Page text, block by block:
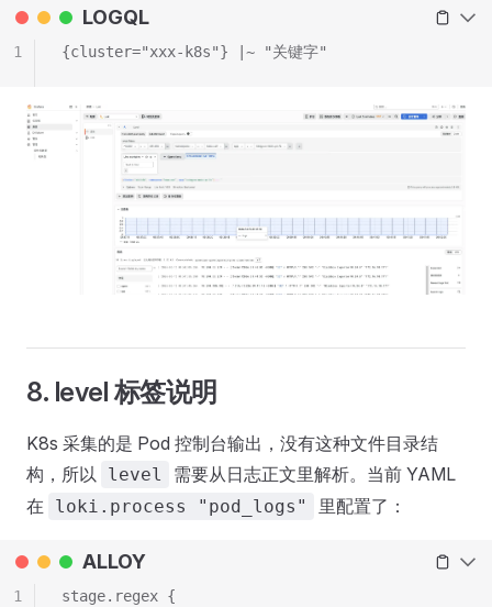
LOGQL
{cluster="xxx-k8s"} |~ "关键字"
1
8. level 标签说明
K8s 采集的是 Pod 控制台输出，没有这种文件目录结
构，所以
level
需要从日志正文里解析。当前 YAML
在
loki.process "pod_logs" 里配置了：
ALLOY
stage.regex {
1